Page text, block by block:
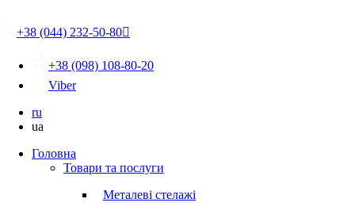
+38 (044) 232-50-80
+38 (098) 108-80-20
Viber
ru
ua
Головна
Товари та послуги
Металеві стелажі